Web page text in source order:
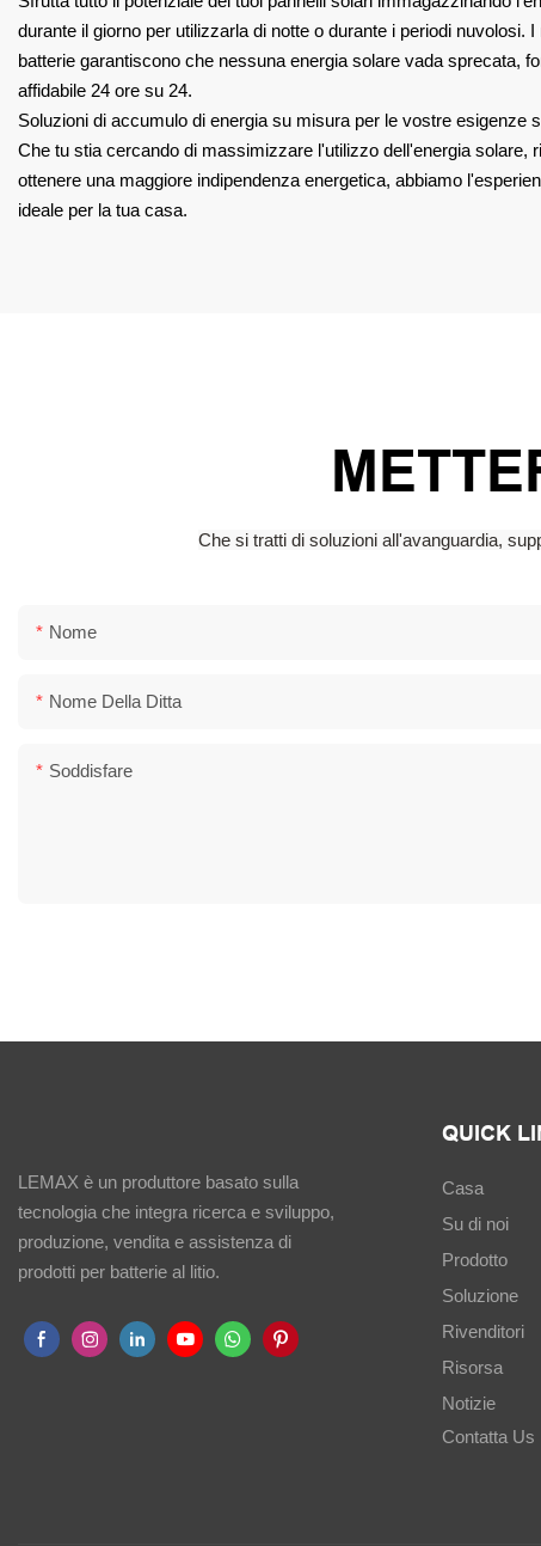
durante il giorno per utilizzarla di notte o durante i periodi nuvolosi.
batterie garantiscono che nessuna energia solare vada sprecata,
affidabile 24 ore su 24.
Soluzioni di accumulo di energia su misura per le vostre esigenze
Che tu stia cercando di massimizzare l'utilizzo dell'energia solare,
ottenere una maggiore indipendenza energetica, abbiamo
ideale per la tua casa.
Che si tratti di soluzioni all'avanguardia,
Nome
Nome Della Ditta
Soddisfare
LEMAX è un produttore basato sulla
tecnologia che integra ricerca e sviluppo,
produzione, vendita e assistenza di
prodotti per batterie al litio.
QUICK
Casa
Su di noi
Prodotto
Soluzione
Rivenditori
Risorsa
Notizie
Contatta Us